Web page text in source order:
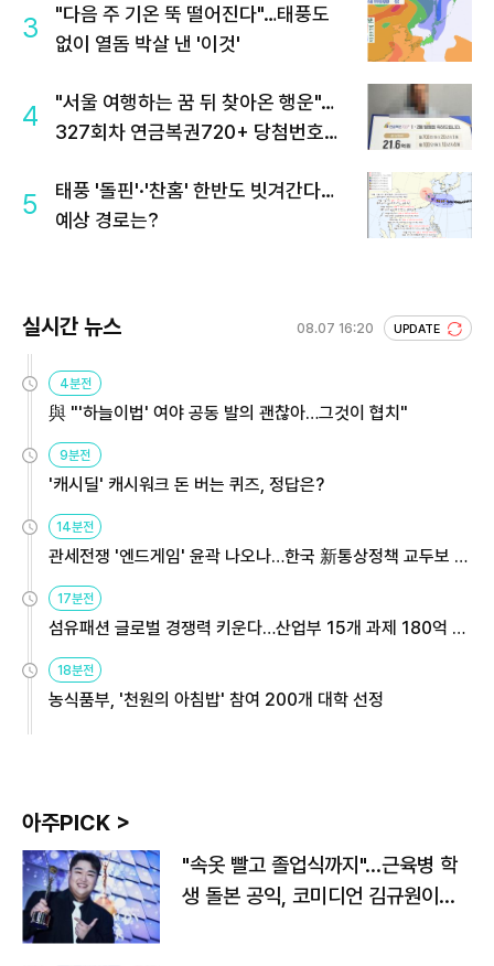
3
"다음 주 기온 뚝 떨어진다"…태풍도
없이 열돔 박살 낸 '이것'
4
"서울 여행하는 꿈 뒤 찾아온 행운"…
327회차 연금복권720+ 당첨번호조
5
태풍 '돌핀'·'찬홈' 한반도 빗겨간다…
예상 경로는?
실시간 뉴스 08.07 16:20 UPDATE
4분전
與 "'하늘이법' 여야 공동 발의 괜찮아…그것이 협치"
9분전
'캐시딜' 캐시워크 돈 버는 퀴즈, 정답은?
14분전
관세전쟁 '엔드게임' 윤곽 나오나…한국 新통상정책 교두보 활
17분전
섬유패션 글로벌 경쟁력 키운다…산업부 15개 과제 180억 지
18분전
농식품부, '천원의 아침밥' 참여 200개 대학 선정
아주PICK >
"속옷 빨고 졸업식까지"…근육병 학
생 돌본 공익, 코미디언 김규원이었